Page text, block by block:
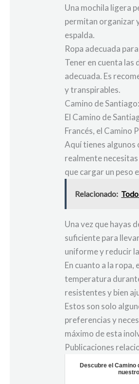
Una mochila ligera
permitan organizar
espalda.
Ropa adecuada
Tener en cuenta las
adecuada. Es
y transpirables.
Camino de
El Camino de
Francés, el Camino
Aquí tienes algunos
realmente
que cargar un peso
Relacionado:
Una vez que hayas
suficiente para
uniforme y reducir
En cuanto a la
temperatura
resistentes y bien
Estos son solo
preferencias y
máximo de esta
Publicaciones
Descubre el Camino